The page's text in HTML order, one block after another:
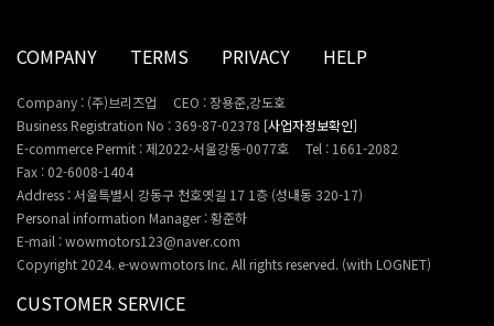
COMPANY TERMS PRIVACY HELP
Company : (주)브리즈업
CEO : 장용준,강도호
Business Registration No : 369-87-02378 [사업자정보확인]
E-commerce Permit : 제2022-서울강동-0077호
Tel : 1661-2082
Fax : 02-6008-1404
Address : 서울특별시 강동구 천호옛길 17 1층 (성내동 320-17)
Personal information Manager : 황준하
E-mail : wowmotors123@naver.com
Copyright 2024. e-wowmotors Inc. All rights reserved. (with LOGNET)
CUSTOMER SERVICE